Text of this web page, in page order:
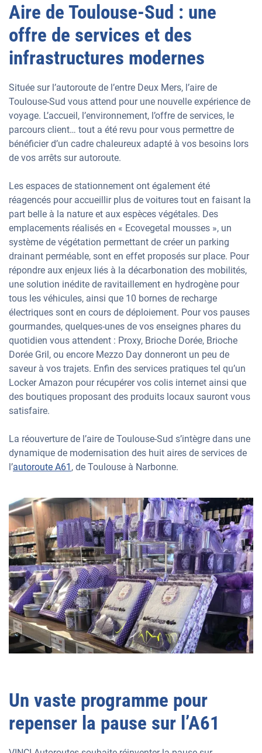
Aire de Toulouse-Sud : une
offre de services et des
infrastructures modernes
Située sur l’autoroute de l’entre Deux Mers, l’aire de
Toulouse-Sud vous attend pour une nouvelle expérience de
voyage. L’accueil, l’environnement, l’offre de services, le
parcours client… tout a été revu pour vous permettre de
bénéficier d’un cadre chaleureux adapté à vos besoins lors
de vos arrêts sur autoroute.
Les espaces de stationnement ont également été
réagencés pour accueillir plus de voitures tout en faisant la
part belle à la nature et aux espèces végétales. Des
emplacements réalisés en « Ecovegetal mousses », un
système de végétation permettant de créer un parking
drainant perméable, sont en effet proposés sur place. Pour
répondre aux enjeux liés à la décarbonation des mobilités,
une solution inédite de ravitaillement en hydrogène pour
tous les véhicules, ainsi que 10 bornes de recharge
électriques sont en cours de déploiement. Pour vos pauses
gourmandes, quelques-unes de vos enseignes phares du
quotidien vous attendent : Proxy, Brioche Dorée, Brioche
Dorée Gril, ou encore Mezzo Day donneront un peu de
saveur à vos trajets. Enfin des services pratiques tel qu’un
Locker Amazon pour récupérer vos colis internet ainsi que
des boutiques proposant des produits locaux sauront vous
satisfaire.
La réouverture de l’aire de Toulouse-Sud s’intègre dans une
dynamique de modernisation des huit aires de services de
l’autoroute A61 , de Toulouse à Narbonne.
Un vaste programme pour
repenser la pause sur l’A61